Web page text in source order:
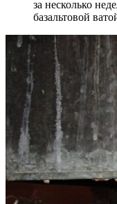
за несколько
базальтовой